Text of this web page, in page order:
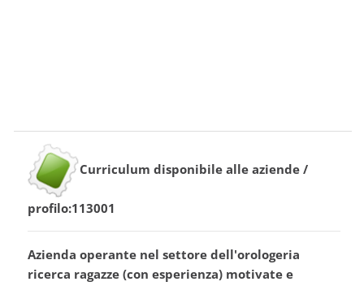
Curriculum disponibile alle aziende /
profilo:113001
Azienda operante nel settore dell'orologeria
ricerca ragazze (con esperienza) motivate e